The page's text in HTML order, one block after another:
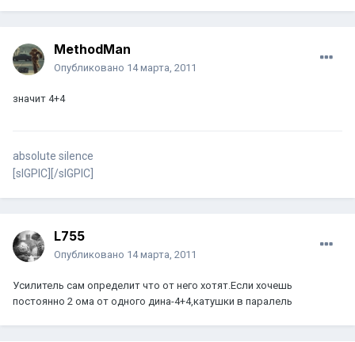
MethodMan
Опубликовано 14 марта, 2011
значит 4+4
absolute silence
[sIGPIC][/sIGPIC]
L755
Опубликовано 14 марта, 2011
Усилитель сам определит что от него хотят.Если хочешь
постоянно 2 ома от одного дина-4+4,катушки в паралель